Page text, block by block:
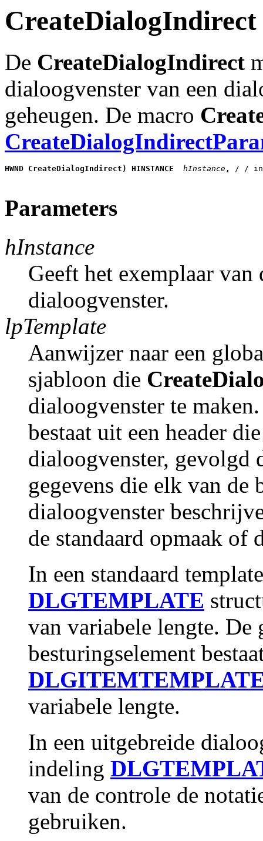
CreateDialogIndirect
De CreateDialogIndirect
dialoogvenster van een
geheugen. De macro
HWND CreateDialogIndirect) HINSTANCE hInstance, / /
Parameters
hInstance
Geeft het exemplaar van
dialoogvenster.
lpTemplate
Aanwijzer naar een
sjabloon die
dialoogvenster te
bestaat uit een header
dialoogvenster, gevolgd
gegevens die elk van de
dialoogvenster
de standaard opmaak of
In een standaard
DLGTEMPLATE
van variabele lengte. De
besturingselement
variabele lengte.
In een uitgebreide
indeling
van de controle de
gebruiken.